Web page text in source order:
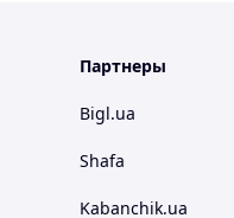
Партнеры
Bigl.ua
Shafa
Kabanchik.ua